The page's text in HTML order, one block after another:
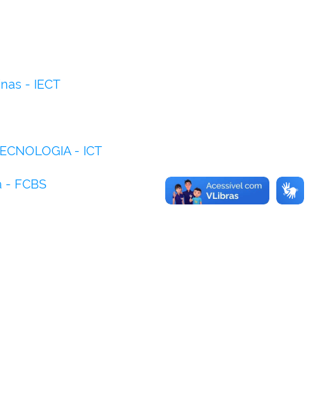
- IECT
- ICT
- FCBS